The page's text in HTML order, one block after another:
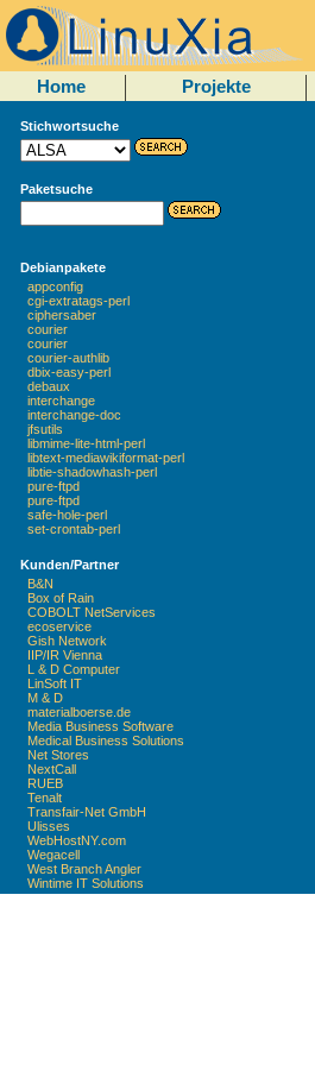
Home Projekte
Stichwortsuche
Paketsuche
Debianpakete
appconfig
cgi-extratags-perl
ciphersaber
courier
courier
courier-authlib
dbix-easy-perl
debaux
interchange
interchange-doc
jfsutils
libmime-lite-html-perl
libtext-mediawikiformat-perl
libtie-shadowhash-perl
pure-ftpd
pure-ftpd
safe-hole-perl
set-crontab-perl
Kunden/Partner
B&N
Box of Rain
COBOLT NetServices
ecoservice
Gish Network
IIP/IR Vienna
L & D Computer
LinSoft IT
M & D
materialboerse.de
Media Business Software
Medical Business Solutions
Net Stores
NextCall
RUEB
Tenalt
Transfair-Net GmbH
Ulisses
WebHostNY.com
Wegacell
West Branch Angler
Wintime IT Solutions